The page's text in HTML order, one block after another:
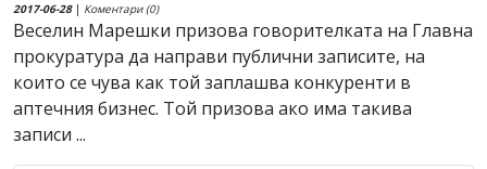
2017-06-28| Коментари (0)
Веселин Марешки призова говорителката на Главна
прокуратура да направи публични записите, на
които се чува как той заплашва конкуренти в
аптечния бизнес. Той призова ако има такива
записи ...